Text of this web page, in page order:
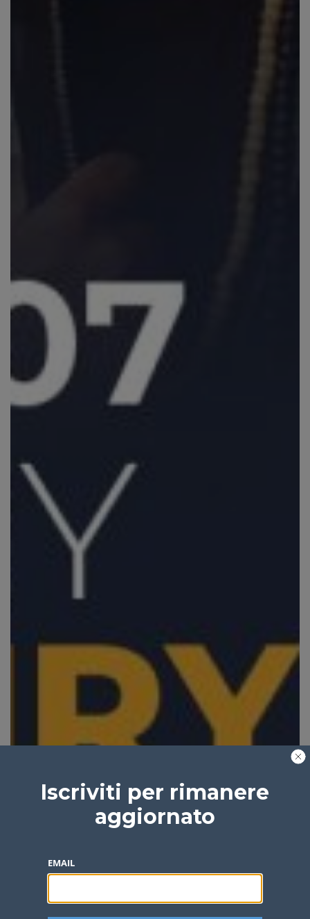
Iscriviti per rimanere
aggiornato
EMAIL